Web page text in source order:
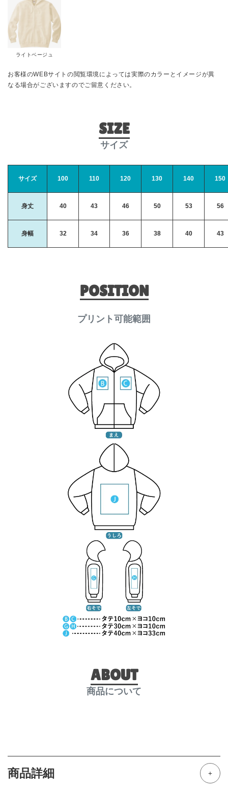
ライトベージュ
お客様のWEBサイトの閲覧環境によっては実際のカラーとイメージが異
なる場合がございますのでご留意ください。
SIZE
サイズ
サイズ 100 110 120 130 140 150
身丈 40 43 46 50 53 56
身幅 32 34 36 38 40 43
POSITION
プリント可能範囲
ABOUT
商品について
商品詳細